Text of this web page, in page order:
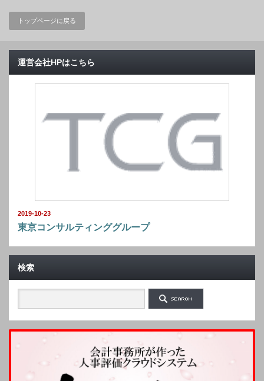
トップページに戻る
運営会社HPはこちら
2019-10-23
東京コンサルティンググループ
検索